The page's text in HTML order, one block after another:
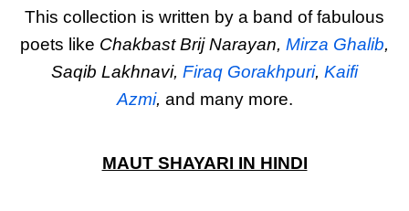
This collection is written by a band of fabulous
poets like Chakbast Brij Narayan, Mirza Ghalib,
Saqib Lakhnavi, Firaq Gorakhpuri, Kaifi
Azmi, and many more.
MAUT SHAYARI IN HINDI